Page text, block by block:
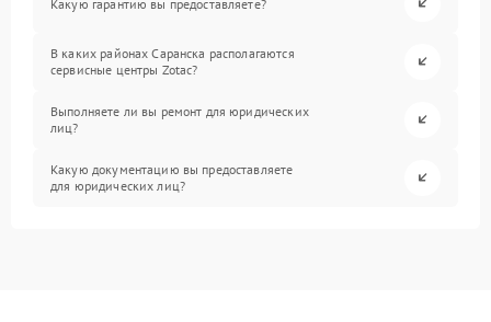
Какую гарантию вы предоставляете?
В каких районах Саранска располагаются
сервисные центры Zotac?
Выполняете ли вы ремонт для юридических
лиц?
Какую документацию вы предоставляете
для юридических лиц?